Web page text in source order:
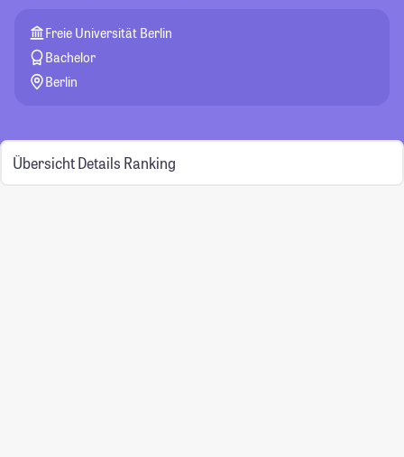
Freie Universität Berlin
Bachelor
Berlin
Übersicht Details Ranking